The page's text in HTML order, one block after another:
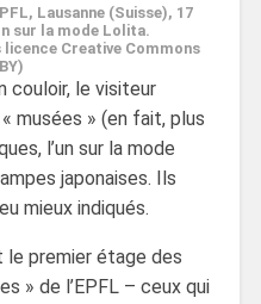
Lausanne (Suisse), 17
sur la mode Lolita.
licence Creative Commons
couloir, le visiteur
musées » (en fait, plus
l’un sur la mode
japonaises. Ils
mieux indiqués.
premier étage des
» de l’EPFL – ceux qui